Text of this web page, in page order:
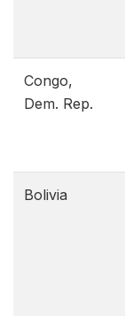
Congo,
Dem. Rep.
Bolivia